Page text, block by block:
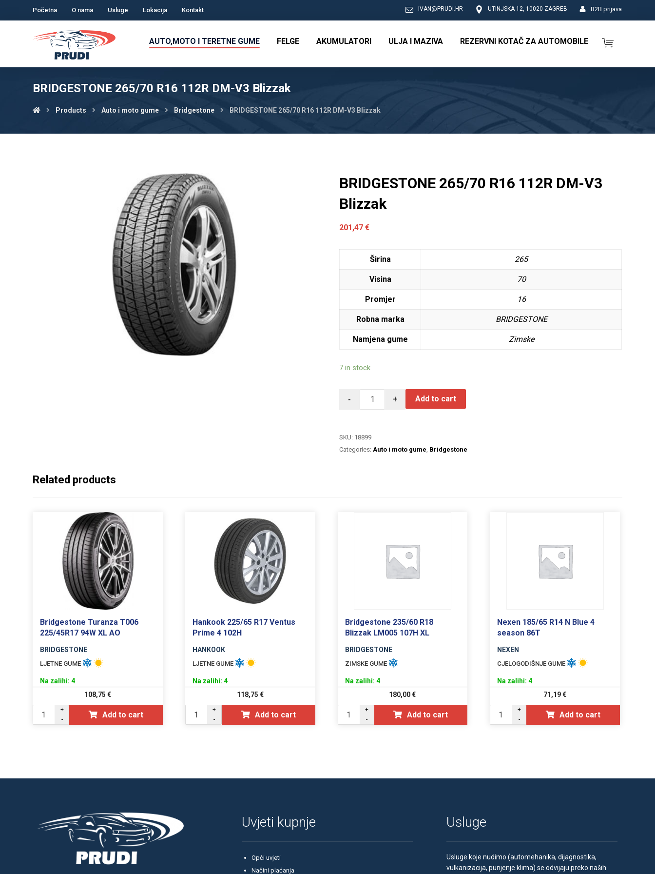
Početna O nama Usluge Lokacija Kontakt B2B prijava
UTINJSKA 12, 10020 ZAGREB
IVAN@PRUDI.HR
AUTO,MOTO I TERETNE GUME FELGE AKUMULATORI ULJA I MAZIVA REZERVNI KOTAČ ZA AUTOMOBILE
BRIDGESTONE 265/70 R16 112R DM-V3 Blizzak
Products Auto i moto gume Bridgestone BRIDGESTONE 265/70 R16 112R DM-V3 Blizzak
BRIDGESTONE 265/70 R16 112R DM-V3
Blizzak
201,47€
Širina 265
Visina 70
Promjer 16
Robna marka BRIDGESTONE
Namjena gume Zimske
7 in stock
- + Add to cart
SKU: 18899
Categories: Auto i moto gume Bridgestone
Related products
Bridgestone Turanza T006
225/45R17 94W XL AO
BRIDGESTONE
LJETNE GUME
Na zalihi: 4
108,75€
+
-
Add to cart
Hankook 225/65 R17 Ventus
Prime 4 102H
HANKOOK
LJETNE GUME
Na zalihi: 4
118,75 €
+
-
Add to cart
Bridgestone 235/60 R18
Blizzak LM005 107H XL
BRIDGESTONE
ZIMSKE GUME
Na zalihi: 4
180,00€
+
-
Add to cart
Nexen 185/65 R14 N Blue 4
season 86T
NEXEN
CJELOGODIŠNJE GUME
Na zalihi: 4
71,19€
+
-
Add to cart
Uvjeti kupnje
Opći uvjeti
Načini plaćanja
Usluge
Usluge koje nudimo (automehanika, dijagnostika,
vulkanizacija, punjenje klima) se odvijaju preko naših